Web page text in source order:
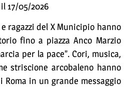
17/05/2026
ragazzi del X Municipio hanno
fino a piazza Anco Marzio
per la pace”. Cori, musica,
striscione arcobaleno hanno
in un grande messaggio